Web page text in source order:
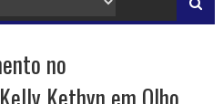
no
Kethyn em Olho